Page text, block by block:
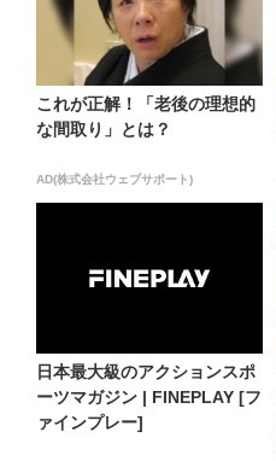
これが正解！「老後の理想的
な間取り」とは？
AD(株式会社ウェブサポート)
日本最大級のアクションスポ
ーツマガジン | FINEPLAY [フ
ァインプレー]